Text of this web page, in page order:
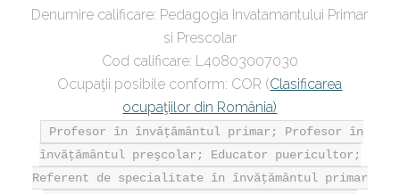
Denumire calificare: Pedagogia Invatamantului Primar
si Prescolar
Cod calificare: L40803007030
Ocupaţii posibile conform: COR (Clasificarea
ocupaţiilor din România)
Profesor în învăţământul primar; Profesor în
învăţământul preşcolar; Educator puericultor;
Referent de specialitate în învăţământul primar